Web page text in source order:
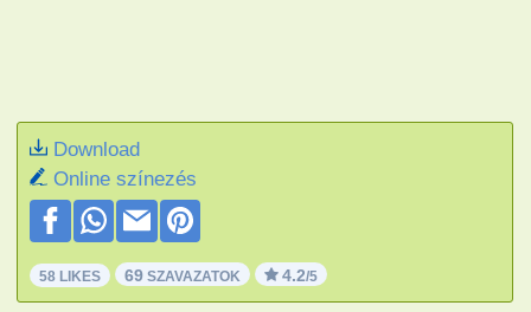
Download
Online színezés
58 LIKES 69 SZAVAZATOK 4.2/5